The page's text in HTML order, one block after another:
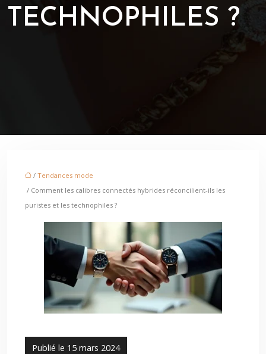
TECHNOPHILES ?
/ Tendances mode
/ Comment les calibres connectés hybrides réconcilient-ils les
puristes et les technophiles ?
Publié le 15 mars 2024